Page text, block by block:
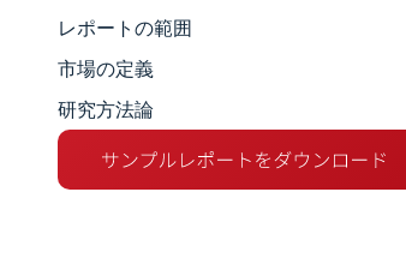
市場分析
トレンドとインサイト
セグメント分析
レポートの範囲
市場の定義
研究方法論